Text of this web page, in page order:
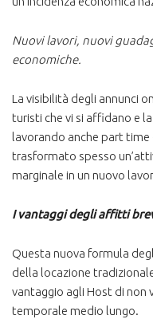
Nuovi lavori, nuovi
economiche.
La visibilità degli annunci
turisti che vi si affidano e
lavorando anche part
trasformato spesso
marginale in un nuovo
I vantaggi degli affitti
Questa nuova formula
della locazione
vantaggio agli Host di non
temporale medio lungo.